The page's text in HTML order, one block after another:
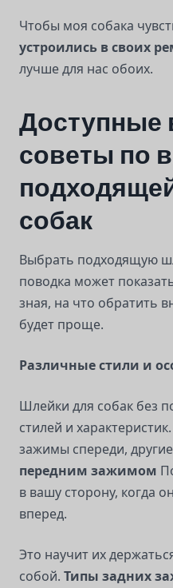
Чтобы моя собака
устроились в своих
лучше для нас обоих.
Доступные
советы по
собак
Выбрать подходящую
поводка может
зная, на что обратить
будет проще.
Различные стили и
Шлейки для собак без
стилей и
зажимы спереди, другие
передним зажимом
в вашу сторону, когда
вперед.
Это научит их
собой. Типы задних